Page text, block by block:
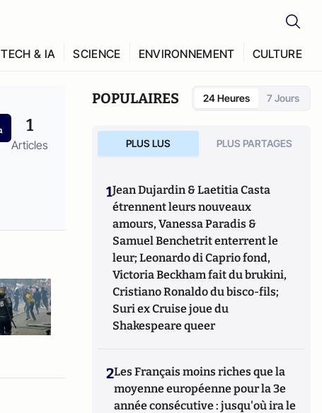
TECH & IA SCIENCE ENVIRONNEMENT CULTURE
1
Articles
POPULAIRES 24 Heures 7 Jours
PLUS LUS PLUS PARTAGES
1Jean Dujardin & Laetitia Casta
étrennent leurs nouveaux
amours, Vanessa Paradis &
Samuel Benchetrit enterrent le
leur; Leonardo di Caprio fond,
Victoria Beckham fait du brukini,
Cristiano Ronaldo du bisco-fils;
Suri ex Cruise joue du
Shakespeare queer
2Les Français moins riches que la
moyenne européenne pour la 3e
année consécutive : jusqu'où ira le